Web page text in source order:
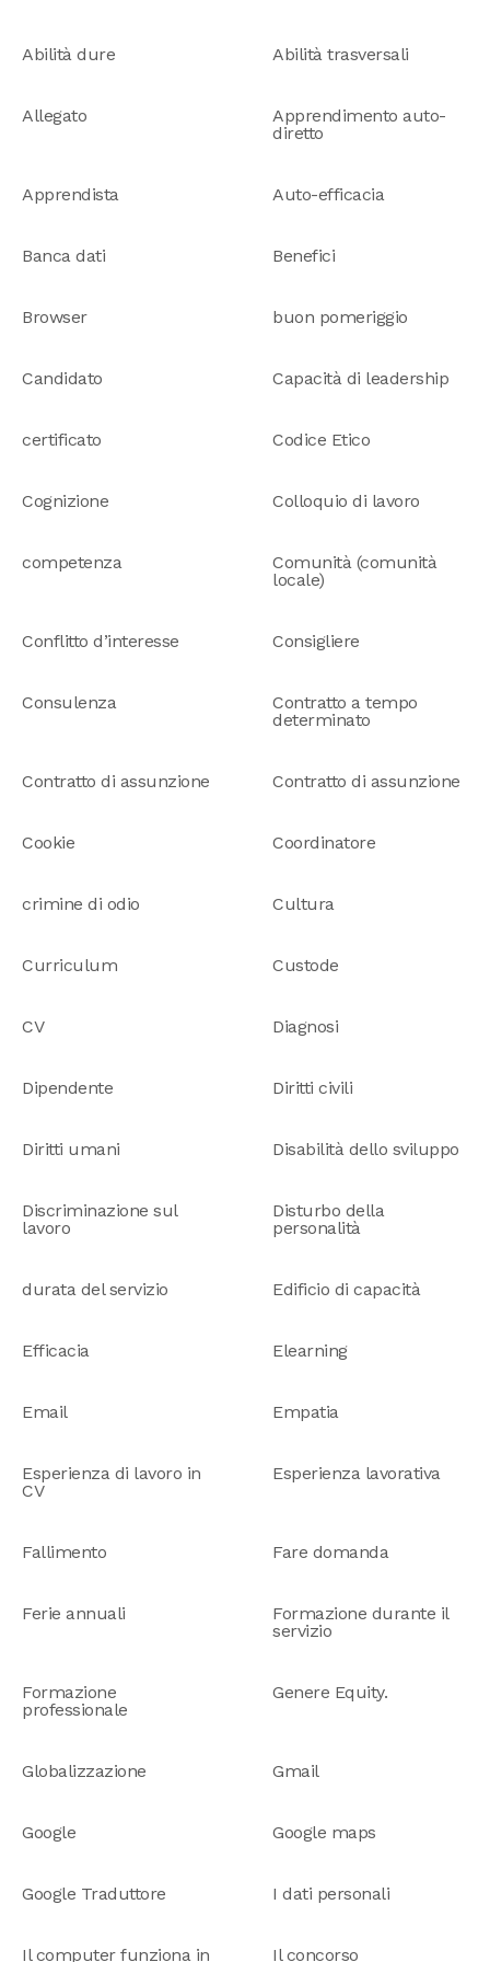
Abilità dure Abilità trasversali
Allegato
Apprendimento auto-
diretto
Apprendista Auto-efficacia
Banca dati Benefici
Browser buon pomeriggio
Candidato Capacità di leadership
certificato Codice Etico
Cognizione Colloquio di lavoro
competenza
Comunità (comunità
locale)
Conflitto d’interesse Consigliere
Consulenza
Contratto a tempo
determinato
Contratto di assunzione Contratto di assunzione
Cookie Coordinatore
crimine di odio Cultura
Curriculum Custode
CV Diagnosi
Dipendente Diritti civili
Diritti umani Disabilità dello sviluppo
Discriminazione sul
lavoro
Disturbo della
personalità
durata del servizio Edificio di capacità
Efficacia Elearning
Email Empatia
Esperienza di lavoro in
CV
Esperienza lavorativa
Fallimento Fare domanda
Ferie annuali
Formazione durante il
servizio
Formazione
professionale
Genere Equity.
Globalizzazione Gmail
Google Google maps
Google Traduttore I dati personali
Il computer funziona in Il concorso